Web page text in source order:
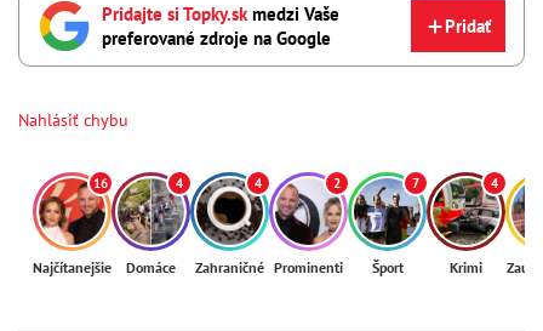
Pridajte si Topky.sk medzi Vaše
preferované zdroje na Google
Pridať
Nahlásiť chybu
16
Najčítanejšie
4
Domáce
4
Zahraničné
2
Prominenti
7
Šport
4
Krimi